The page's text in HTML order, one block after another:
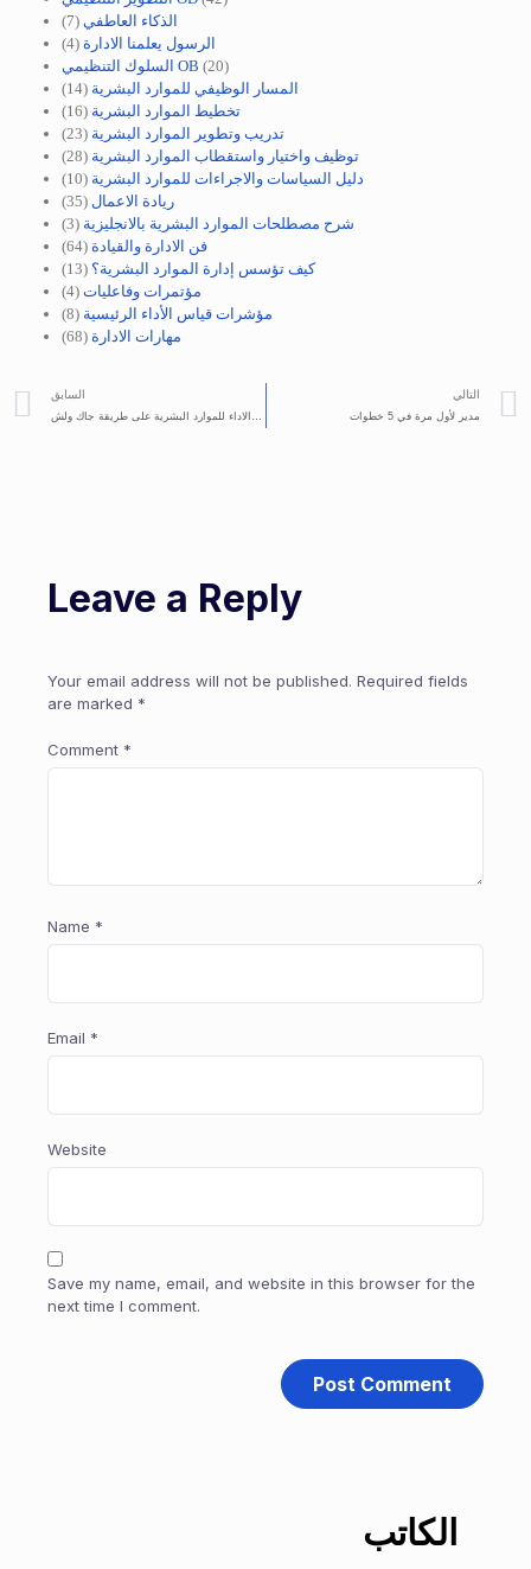
الذكاء العاطفي (7)
الرسول يعلمنا الادارة (4)
السلوك التنظيمي OB (20)
المسار الوظيفي للموارد البشرية (14)
تخطيط الموارد البشرية (16)
تدريب وتطوير الموارد البشرية (23)
توظيف واختيار واستقطاب الموارد البشرية (28)
دليل السياسات والاجراءات للموارد البشرية (10)
ريادة الاعمال (35)
شرح مصطلحات الموارد البشرية بالانجليزية (3)
فن الادارة والقيادة (64)
كيف تؤسس إدارة الموارد البشرية؟ (13)
مؤتمرات وفاعليات (4)
مؤشرات قياس الأداء الرئيسية (8)
مهارات الادارة (68)
السابق
تقييم الاداء للموارد البشرية على طريقة جاك ولش
التالي
مدير لأول مرة في 5 خطوات
Leave a Reply
Your email address will not be published. Required fields
are marked *
Comment *
Name *
Email *
Website
Save my name, email, and website in this browser for the
next time I comment.
الكاتب